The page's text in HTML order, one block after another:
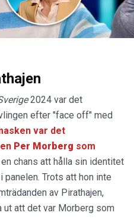
2024 var det
efter "face off" med
var det
Per Morberg som
chans att hålla sin identitet
i panelen. Trots att hon inte
av Pirathajen,
att det var Morberg som